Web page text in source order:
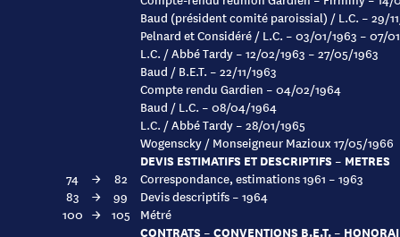
Baud (président comité paroissial) / L.C. – 29/
Pelnard et Considéré / L.C. – 03/01/1963 – 07/
L.C. / Abbé Tardy – 12/02/1963 – 27/05/1963
Baud / B.E.T. – 22/11/1963
Compte rendu Gardien – 04/02/1964
Baud / L.C. – 08/04/1964
L.C. / Abbé Tardy – 28/01/1965
Wogenscky / Monseigneur Mazioux 17/05/1966
DEVIS ESTIMATIFS ET DESCRIPTIFS – METRES
74 → 82
Correspondance, estimations 1961 – 1963
83
→ 99
Devis descriptifs – 1964
100 → 105 Métré
CONTRATS – CONVENTIONS B.E.T. –